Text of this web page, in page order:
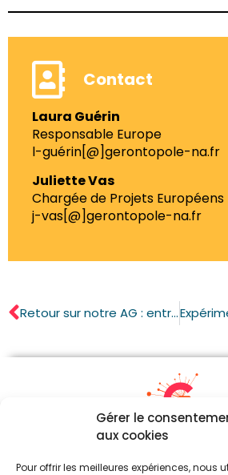
Gérer le
aux cookies
Pour offrir les meilleures expériences, nous
Contact
Laura Guérin
Responsable Europe
l-guérin[@]gerontopole-na.fr
Juliette Vas
Chargée de Projets Européens
j-vas[@]gerontopole-na.fr
Retour sur notre AG : entrée des Départements dans la gouvernance et réélection d’Alexandre Petit